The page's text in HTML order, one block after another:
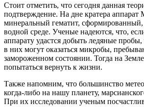
Стоит отметить, что сегодня данная
подтверждение. На дне кратера
минеральный гематит, сформированный,
водной среде. Ученые надеются, что,
аппарату удастся добыть ледяные
в них могут оказаться микробы,
замороженном состоянии. Тогда на
попытаться вернуть к жизни.
Также напомним, что большинство
когда-либо на нашу планету,
При их исследовании ученым